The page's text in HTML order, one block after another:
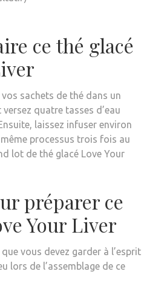
ce thé glacé
sachets de thé dans un
quatre tasses d’eau
laissez infuser environ
processus trois fois au
lot de thé glacé Love Your
préparer ce
Your Liver
vous devez garder à l’esprit
lors de l’assemblage de ce